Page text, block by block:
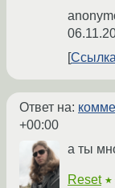
Ответ на:
+00:00
а ты
Reset